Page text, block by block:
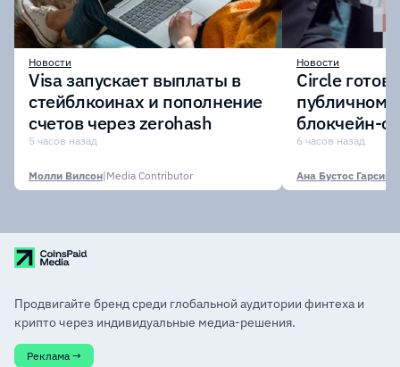
Новости
Visa запускает выплаты в
стейблкоинах и пополнение
счетов через zerohash
5 часов назад
Молли Вилсон|Media Contributor
Новости
Circle
публичному
блокчейн-
участии
6 часов назад
Ана Бустос Гарсия
Продвигайте бренд среди глобальной аудитории финтеха и
крипто через индивидуальные медиа-решения.
Реклама →